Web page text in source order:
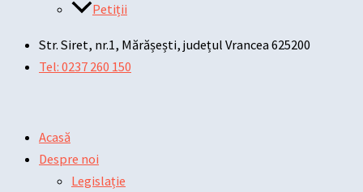
Petiții
Str. Siret, nr.1, Mărășești, județul Vrancea 625200
Tel: 0237 260 150
Acasă
Despre noi
Legislație